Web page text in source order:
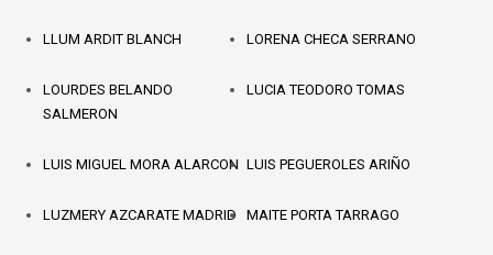
LLUM ARDIT BLANCH LORENA CHECA SERRANO
LOURDES BELANDO
SALMERON
LUCIA TEODORO TOMAS
LUIS MIGUEL MORA ALARCON LUIS PEGUEROLES ARIÑO
LUZMERY AZCARATE MADRID MAITE PORTA TARRAGO